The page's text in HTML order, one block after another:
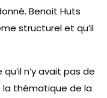
Benoit Huts
structurel et qu’il
n’y avait pas de
la thématique de la